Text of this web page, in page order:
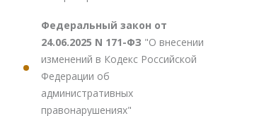
Федеральный закон от
24.06.2025 N 171-ФЗ "О внесении
изменений в Кодекс Российской
Федерации об
административных
правонарушениях"